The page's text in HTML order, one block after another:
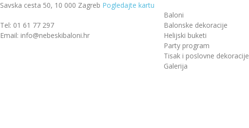
Savska cesta 50, 10 000 Zagreb Pogledajte kartu
Tel: 01 61 77 297
Email: info@nebeskibaloni.hr
Baloni
Balonske dekoracije
Helijski buketi
Party program
Tisak i poslovne dekoracije
Galerija